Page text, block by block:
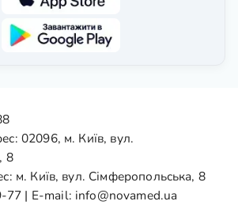
02096, м. Київ, вул.
8
м. Київ, вул. Сімферопольська, 8
77 | E-mail: info@novamed.ua